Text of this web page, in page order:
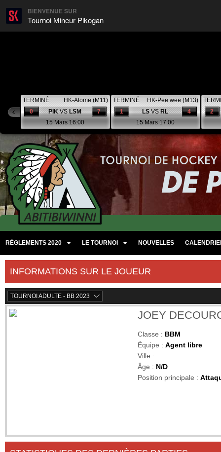
BIENVENUE SUR
Tournoi Mineur Pikogan
TERMINÉ
HK-Atome (M11)
7
0 PIKVSLSM
15 Mars 16:00
TERMINÉ
HK-Pee wee (M13)
4
1 LSVSRL
15 Mars 17:00
2
RÈGLEMENTS 2020 LE TOURNOI NOUVELLES
INFORMATIONS SUR LE JOUEUR
TOURNOI ADULTE - BB 2023
JOEY
Classe : BBM
Équipe : Agent libre
Ville :
Âge : N/D
Position principale :